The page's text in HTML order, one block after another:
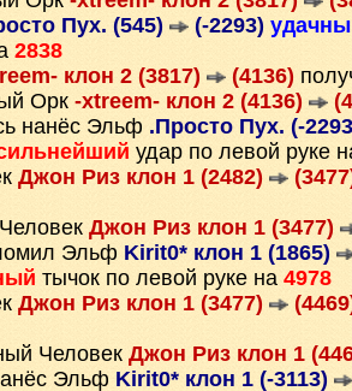
Пух. (545) (-2293)
2838
клон 2 (3817) (4136)
Орк -xtreem- клон 2 (4136)
нанёс Эльф .Просто Пух. (-
удар по левой руке
Джон Риз клон 1 (2482)
Джон Риз клон 1 (3477)
Эльф Kirit0* клон 1 (1865)
тычок по левой руке на 4978
Джон Риз клон 1 (3477)
Человек Джон Риз клон 1
Эльф Kirit0* клон 1 (-3113)